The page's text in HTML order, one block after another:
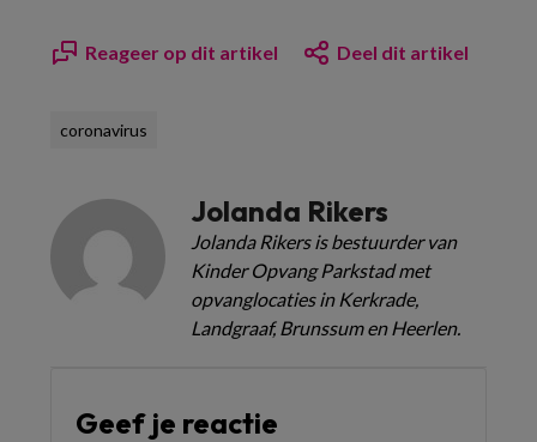
Reageer op dit artikel Deel dit artikel
coronavirus
Jolanda Rikers
Jolanda Rikers is bestuurder van
Kinder Opvang Parkstad met
opvanglocaties in Kerkrade,
Landgraaf, Brunssum en Heerlen.
Geef je reactie